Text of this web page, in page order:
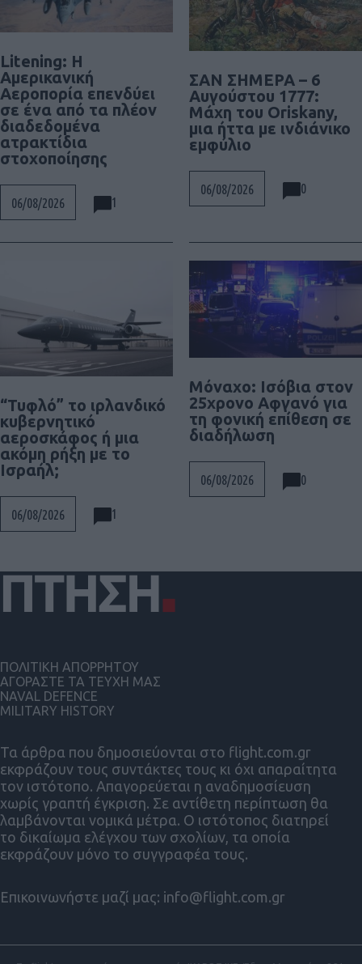
Litening: Η
Αμερικανική
Αεροπορία επενδύει
σε ένα από τα πλέον
διαδεδομένα
ατρακτίδια
στοχοποίησης
06/08/2026 1
ΣΑΝ ΣΗΜΕΡΑ – 6
Αυγούστου 1777:
Μάχη του Oriskany,
μια ήττα με ινδιάνικο
εμφύλιο
06/08/2026 0
“Τυφλό” το ιρλανδικό
κυβερνητικό
αεροσκάφος ή μια
ακόμη ρήξη με το
Ισραήλ;
06/08/2026 1
Μόναχο: Ισόβια στον
25χρονο Αφγανό για
τη φονική επίθεση σε
διαδήλωση
06/08/2026 0
Τα άρθρα που δημοσιεύονται στο flight.com.gr
εκφράζουν τους συντάκτες τους κι όχι απαραίτητα
τον ιστότοπο. Απαγορεύεται η αναδημοσίευση
χωρίς γραπτή έγκριση. Σε αντίθετη περίπτωση θα
λαμβάνονται νομικά μέτρα. Ο ιστότοπος διατηρεί
το δικαίωμα ελέγχου των σχολίων, τα οποία
εκφράζουν μόνο το συγγραφέα τους.
Επικοινωνήστε μαζί μας: info@flight.com.gr
ΠΟΛΙΤΙΚΗ ΑΠΟΡΡΗΤΟΥ
ΑΓΟΡΑΣΤΕ ΤΑ ΤΕΥΧΗ ΜΑΣ
NAVAL DEFENCE
MILITARY HISTORY